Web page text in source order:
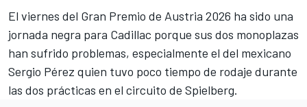
El viernes del Gran Premio de Austria 2026 ha sido una
jornada negra para Cadillac porque sus dos monoplazas
han sufrido problemas, especialmente el del mexicano
Sergio Pérez quien tuvo poco tiempo de rodaje durante
las dos prácticas en el circuito de Spielberg.